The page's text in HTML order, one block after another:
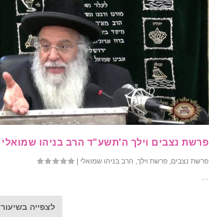
פרשת נצבים וילך ה'תשע"ד הרב בניהו שמואלי
פרשת נצבים, פרשת וילך, הרב בניהו שמואלי
לצפייה בשיעור